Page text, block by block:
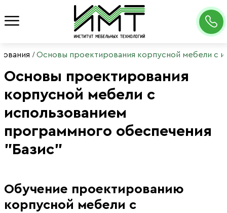
Основы проектирования корпусной мебели с
Основы проектирования
корпусной мебели с
использованием
программного обеспечения
"Базис"
Обучение проектированию
корпусной мебели с